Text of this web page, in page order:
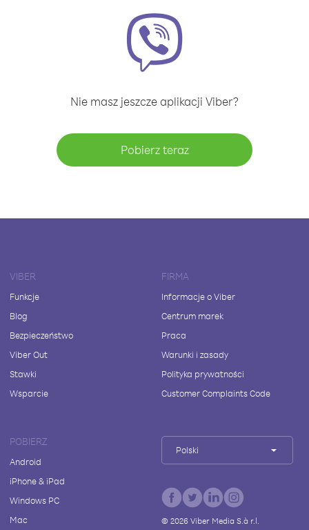
Nie masz jeszcze aplikacji Viber?
Pobierz teraz
VIBER
Funkcje
Blog
Bezpieczeństwo
Viber Out
Stawki
Wsparcie
FIRMA
Informacje o Viber
Centrum marek
Praca
Warunki i zasady
Polityka prywatności
Customer Complaints Code
POBIERZ
Android
iPhone & iPad
Windows PC
Mac
Polski
© 2026Viber Media S.à r.l.